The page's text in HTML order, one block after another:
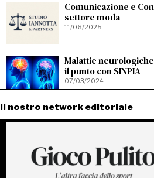
Comunicazione e
settore moda
11/06/2025
Malattie
il punto con SINPIA
07/03/2024
Il nostro network editoriale